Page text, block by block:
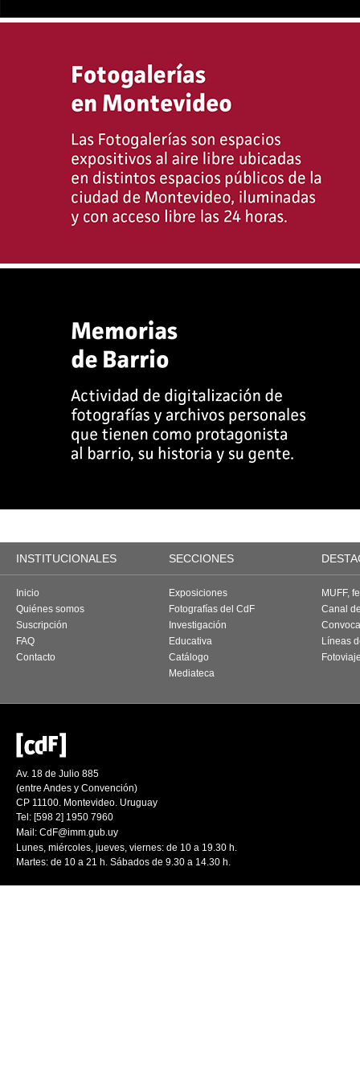
INSTITUCIONALES SECCIONES
Inicio
Quiénes somos
Suscripción
FAQ
Contacto
Exposiciones
Fotografías del CdF
Investigación
Educativa
Catálogo
Mediateca
MUFF,
Canal
Líneas
Av. 18 de Julio 885
(entre Andes y Convención)
CP 11100. Montevideo. Uruguay
Tel: [598 2] 1950 7960
Mail: CdF@imm.gub.uy
Lunes, miércoles, jueves, viernes: de 10 a 19.30 h.
Martes: de 10 a 21 h. Sábados de 9.30 a 14.30 h.